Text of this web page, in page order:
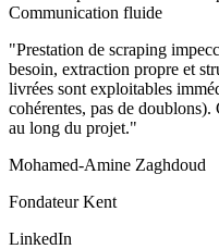
Communication fluide
"Prestation de scraping
besoin, extraction propre et
livrées sont exploitables
cohérentes, pas de
au long du projet."
Mohamed-Amine Zaghdoud
Fondateur Kent
LinkedIn